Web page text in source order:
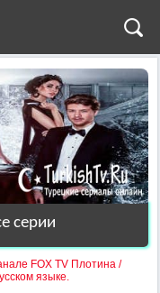
серии
FOX TV Плотина /
языке.